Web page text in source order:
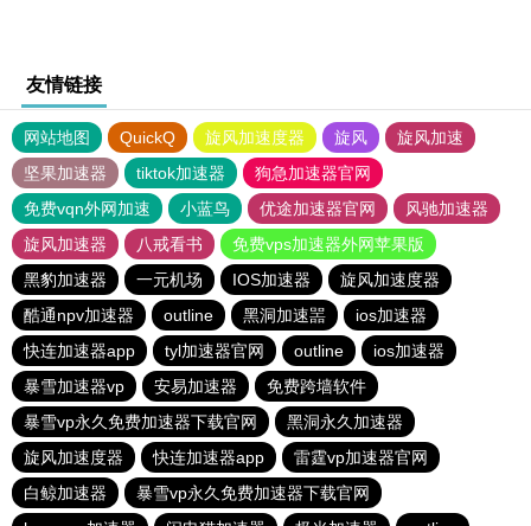
友情链接
网站地图 QuickQ 旋风加速度器 旋风
旋风加速
坚果加速器
tiktok加速器
狗急加速器官网
免费vqn外网加速
小蓝鸟 优途加速器官网
风驰加速器
旋风加速器
八戒看书
免费vps加速器外网苹果版
黑豹加速器
一元机场 IOS加速器
旋风加速度器
酷通npv加速器
outline 黑洞加速噐
ios加速器
快连加速器app
tyl加速器官网 outline
ios加速器
暴雪加速器vp
安易加速器
免费跨墙软件
暴雪vp永久免费加速器下载官网
黑洞永久加速器
旋风加速度器
快连加速器app
雷霆vp加速器官网
白鲸加速器
暴雪vp永久免费加速器下载官网